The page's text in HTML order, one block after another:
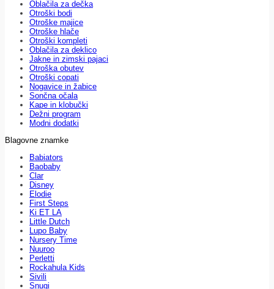
Oblačila za dečka
Otroški bodi
Otroške majice
Otroške hlače
Otroški kompleti
Oblačila za deklico
Jakne in zimski pajaci
Otroška obutev
Otroški copati
Nogavice in žabice
Sončna očala
Kape in klobučki
Dežni program
Modni dodatki
Blagovne znamke
Babiators
Baobaby
Clar
Disney
Elodie
First Steps
Ki ET LA
Little Dutch
Lupo Baby
Nursery Time
Nuuroo
Perletti
Rockahula Kids
Sivili
Snugi